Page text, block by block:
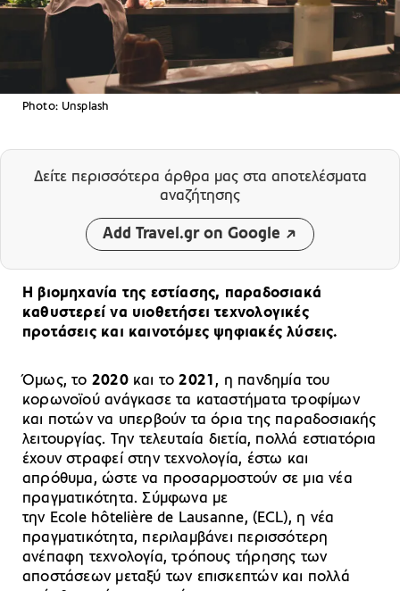
Photo: Unsplash
Δείτε περισσότερα άρθρα μας στα αποτελέσματα
αναζήτησης
Add Travel.gr on Google
Η βιομηχανία της εστίασης, παραδοσιακά
καθυστερεί να υιοθετήσει τεχνολογικές
προτάσεις και καινοτόμες ψηφιακές λύσεις.
Όμως, το 2020και το2021 , η πανδημία του
κορωνοϊού ανάγκασε τα καταστήματα τροφίμων
και ποτών να υπερβούν τα όρια της παραδοσιακής
λειτουργίας. Την τελευταία διετία, πολλά εστιατόρια
έχουν στραφεί στην τεχνολογία, έστω και
απρόθυμα, ώστε να προσαρμοστούν σε μια νέα
πραγματικότητα. Σύμφωνα με
την Ecole hôtelière de Lausanne, (ECL), η νέα
πραγματικότητα, περιλαμβάνει περισσότερη
ανέπαφη τεχνολογία, τρόπους τήρησης των
αποστάσεων μεταξύ των επισκεπτών και πολλά